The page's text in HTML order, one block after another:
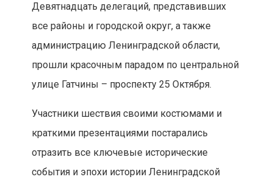
Девятнадцать делегаций, представивших
все районы и городской округ, а также
администрацию Ленинградской области,
прошли красочным парадом по центральной
улице Гатчины – проспекту 25 Октября.
Участники шествия своими костюмами и
краткими презентациями постарались
отразить все ключевые исторические
события и эпохи истории Ленинградской